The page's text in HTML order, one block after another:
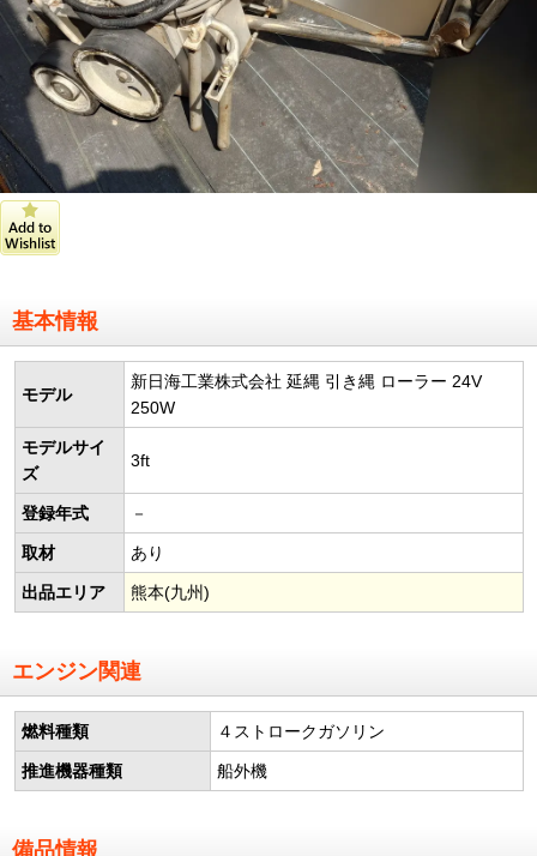
基本情報
モデル
新日海工業株式会社 延縄 引き縄 ローラー 24V
250W
モデルサイ
ズ
3ft
登録年式 －
取材 あり
出品エリア 熊本(九州)
エンジン関連
燃料種類 ４ストロークガソリン
推進機器種類 船外機
備品情報